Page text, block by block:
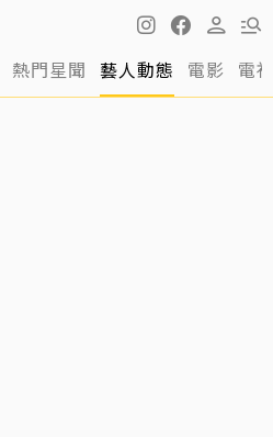
熱門星聞 藝人動態 電影 電